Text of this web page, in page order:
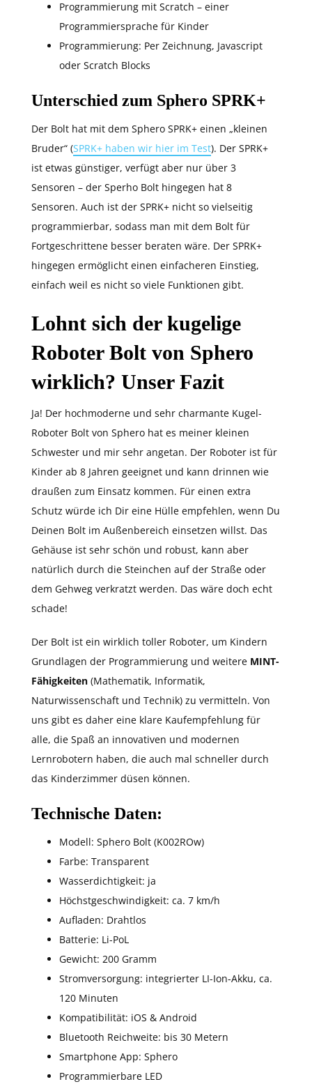
Programmierung mit Scratch – einer
Programmiersprache für Kinder
Programmierung: Per Zeichnung, Javascript
oder Scratch Blocks
Unterschied zum Sphero SPRK+
Der Bolt hat mit dem Sphero SPRK+ einen „kleinen
Bruder“ (SPRK+ haben wir hier im Test). Der SPRK+
ist etwas günstiger, verfügt aber nur über 3
Sensoren – der Sperho Bolt hingegen hat 8
Sensoren. Auch ist der SPRK+ nicht so vielseitig
programmierbar, sodass man mit dem Bolt für
Fortgeschrittene besser beraten wäre. Der SPRK+
hingegen ermöglicht einen einfacheren Einstieg,
einfach weil es nicht so viele Funktionen gibt.
Lohnt sich der kugelige
Roboter Bolt von Sphero
wirklich? Unser Fazit
Ja! Der hochmoderne und sehr charmante Kugel-
Roboter Bolt von Sphero hat es meiner kleinen
Schwester und mir sehr angetan. Der Roboter ist für
Kinder ab 8 Jahren geeignet und kann drinnen wie
draußen zum Einsatz kommen. Für einen extra
Schutz würde ich Dir eine Hülle empfehlen, wenn Du
Deinen Bolt im Außenbereich einsetzen willst. Das
Gehäuse ist sehr schön und robust, kann aber
natürlich durch die Steinchen auf der Straße oder
dem Gehweg verkratzt werden. Das wäre doch echt
schade!
Der Bolt ist ein wirklich toller Roboter, um Kindern
Grundlagen der Programmierung und weitere MINT-
Fähigkeiten (Mathematik, Informatik,
Naturwissenschaft und Technik) zu vermitteln. Von
uns gibt es daher eine klare Kaufempfehlung für
alle, die Spaß an innovativen und modernen
Lernrobotern haben, die auch mal schneller durch
das Kinderzimmer düsen können.
Technische Daten:
Modell: Sphero Bolt (K002ROw)
Farbe: Transparent
Wasserdichtigkeit: ja
Höchstgeschwindigkeit: ca. 7 km/h
Aufladen: Drahtlos
Batterie: Li-PoL
Gewicht: 200 Gramm
Stromversorgung: integrierter LI-Ion-Akku, ca.
120 Minuten
Kompatibilität: iOS & Android
Bluetooth Reichweite: bis 30 Metern
Smartphone App: Sphero
Programmierbare LED